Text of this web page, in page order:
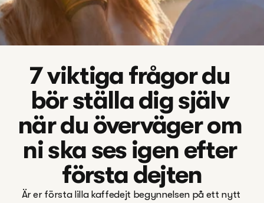
7 viktiga frågor du
bör ställa dig själv
när du överväger om
ni ska ses igen efter
första dejten
Är er första lilla kaffedejt begynnelsen på ett nytt